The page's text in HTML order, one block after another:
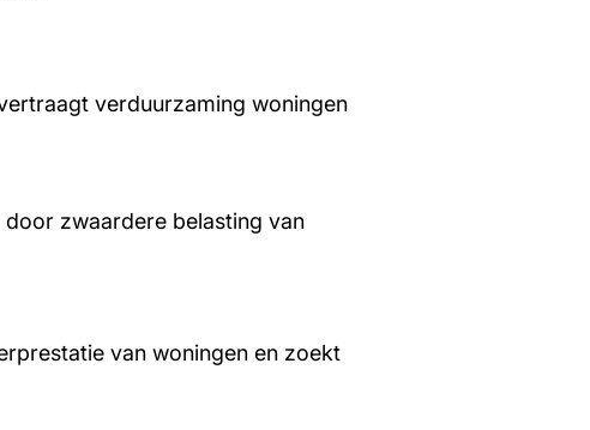
verduurzaming woningen
zwaardere belasting van
van woningen en zoekt